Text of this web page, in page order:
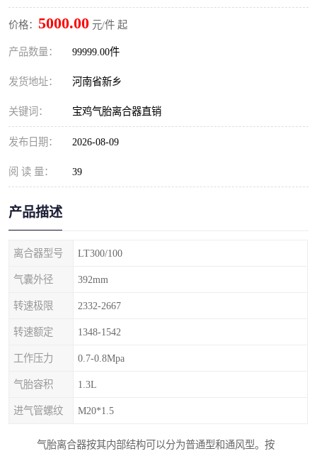
价格： 5000.00 元/件 起
产品数量： 99999.00件
发货地址： 河南省新乡
关键词： 宝鸡气胎离合器直销
发布日期： 2026-08-09
阅 读 量： 39
产品描述
离合器型号 LT300/100
气囊外径 392mm
转速极限 2332-2667
转速额定 1348-1542
工作压力 0.7-0.8Mpa
气胎容积 1.3L
进气管螺纹 M20*1.5
气胎离合器按其内部结构可以分为普通型和通风型。按